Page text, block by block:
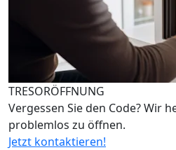
TRESORÖFFNUNG
Vergessen Sie den Code? Wir
problemlos zu öffnen.
Jetzt kontaktieren!